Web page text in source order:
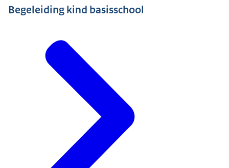
Begeleiding kind basisschool